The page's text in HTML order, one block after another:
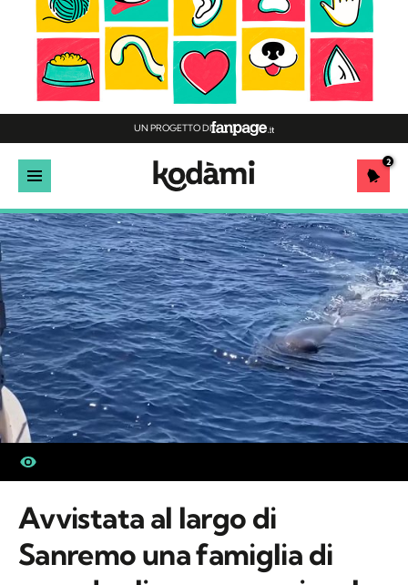
UN PROGETTO DI
2
Avvistata al largo di
Sanremo una famiglia di